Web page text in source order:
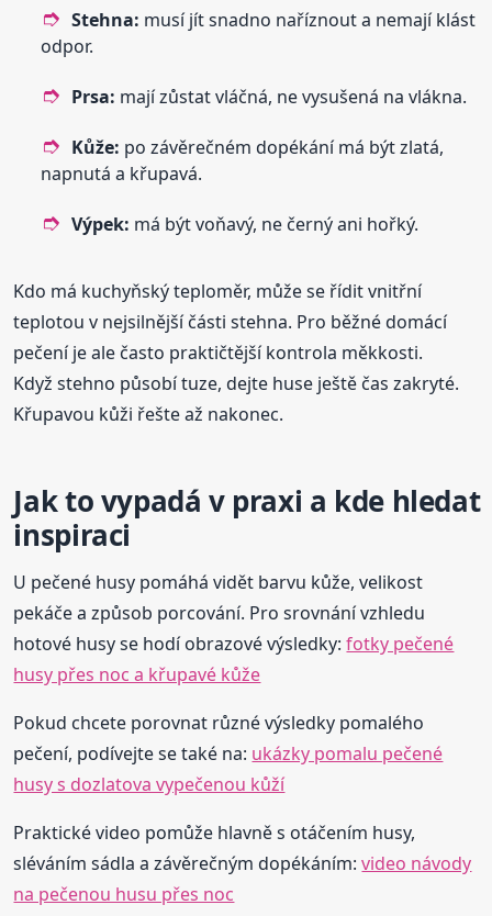
Stehna: musí jít snadno naříznout a nemají klást
odpor.
Prsa: mají zůstat vláčná, ne vysušená na vlákna.
Kůže: po závěrečném dopékání má být zlatá,
napnutá a křupavá.
Výpek: má být voňavý, ne černý ani hořký.
Kdo má kuchyňský teploměr, může se řídit vnitřní
teplotou v nejsilnější části stehna. Pro běžné domácí
pečení je ale často praktičtější kontrola měkkosti.
Když stehno působí tuze, dejte huse ještě čas zakryté.
Křupavou kůži řešte až nakonec.
Jak to vypadá v praxi a kde hledat
inspiraci
U pečené husy pomáhá vidět barvu kůže, velikost
pekáče a způsob porcování. Pro srovnání vzhledu
hotové husy se hodí obrazové výsledky:fotky pečené
husy přes noc a křupavé kůže
Pokud chcete porovnat různé výsledky pomalého
pečení, podívejte se také na: ukázky pomalu pečené
husy s dozlatova vypečenou kůží
Praktické video pomůže hlavně s otáčením husy,
sléváním sádla a závěrečným dopékáním:video návody
na pečenou husu přes noc